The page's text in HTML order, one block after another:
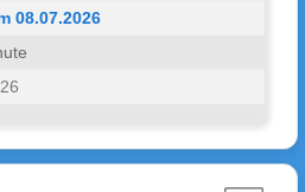
08.07.2026